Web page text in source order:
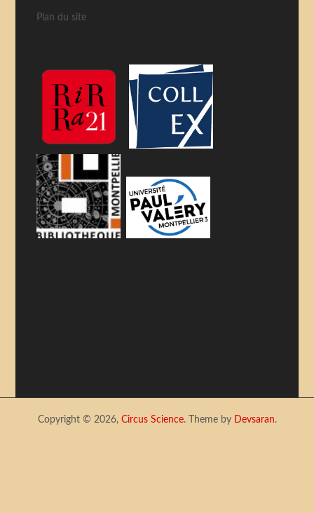
Plan du site
Copyright © 2026, Circus Science. Theme by Devsaran.